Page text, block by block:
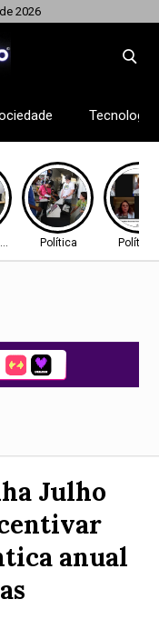
2026
Tecnologia
Política
Julho
anual